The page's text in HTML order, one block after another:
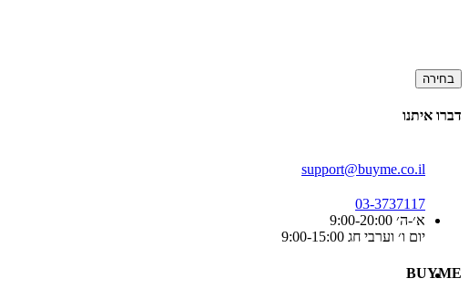
בחירה
דברו איתנו
support@buyme.co.il
03-3737117
א׳-ה׳ 9:00-20:00
יום ו׳ וערבי חג 9:00-15:00
BUYME